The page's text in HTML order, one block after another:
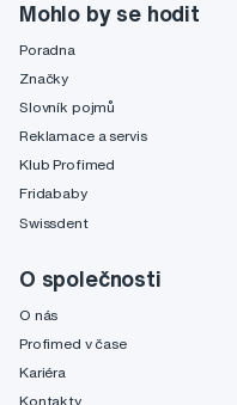
Mohlo by se hodit
Poradna
Značky
Slovník pojmů
Reklamace a servis
Klub Profimed
Fridababy
Swissdent
O společnosti
O nás
Profimed v čase
Kariéra
Kontakty